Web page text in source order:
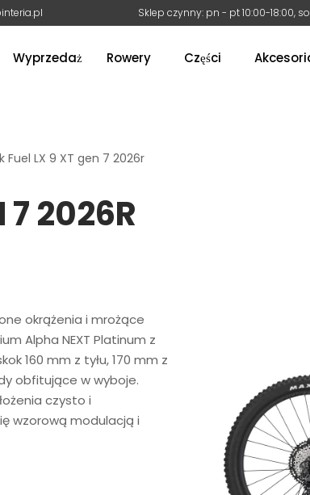
Sklep czynny: pn - pt 10:00-18:00,
Wyprzedaż Rowery Części
Fuel LX 9 XT gen 7 2026r
7 2026R
okrążenia i mrożące
Alpha NEXT Platinum z
160 mm z tyłu, 170 mm z
obfitujące w wyboje.
czysto i
wzorową modulacją i